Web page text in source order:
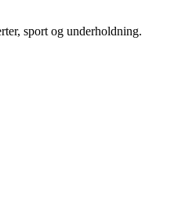
sport og underholdning.